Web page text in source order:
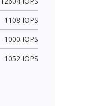
1108 IOPS
1000 IOPS
1052 IOPS